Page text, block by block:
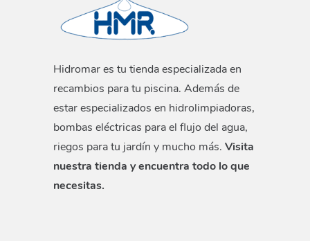
Hidromar es tu tienda especializada en
recambios para tu piscina. Además de
estar especializados en hidrolimpiadoras,
bombas eléctricas para el flujo del agua,
riegos para tu jardín y mucho más. Visita
nuestra tienda y encuentra todo lo que
necesitas.